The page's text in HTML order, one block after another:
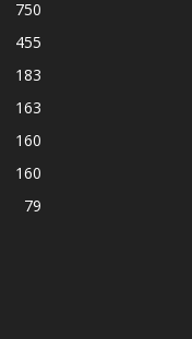
750
455
183
163
160
160
79